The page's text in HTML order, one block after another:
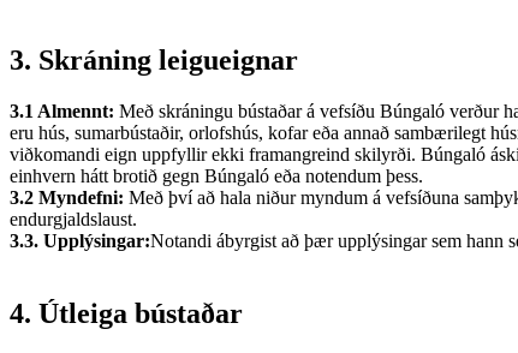
3. Skráning leigueignar
3.1 Almennt: Með skráningu bústaðar á vefsíðu Búngaló verður
eru hús, sumarbústaðir, orlofshús, kofar eða annað sambærilegt
viðkomandi eign uppfyllir ekki framangreind skilyrði. Búngaló
einhvern hátt brotið gegn Búngaló eða notendum þess.
3.2 Myndefni: Með því að hala niður myndum á vefsíðuna
endurgjaldslaust.
3.3. Upplýsingar:Notandi ábyrgist að þær upplýsingar sem hann
4. Útleiga bústaðar